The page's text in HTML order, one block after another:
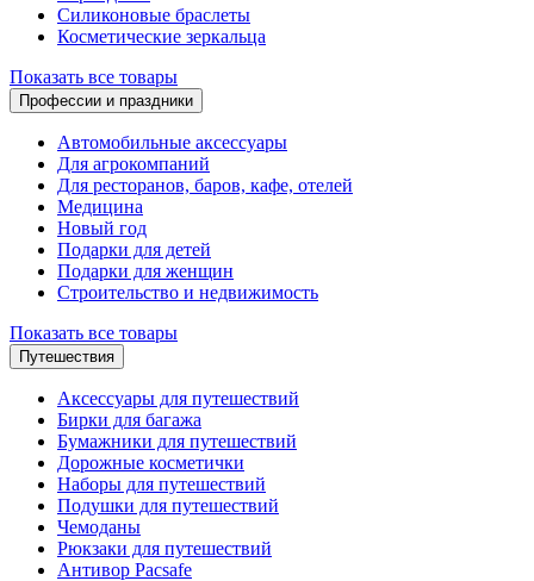
Силиконовые браслеты
Косметические зеркальца
Показать все товары
Профессии и праздники
Автомобильные аксессуары
Для агрокомпаний
Для ресторанов, баров, кафе, отелей
Медицина
Новый год
Подарки для детей
Подарки для женщин
Строительство и недвижимость
Показать все товары
Путешествия
Аксессуары для путешествий
Бирки для багажа
Бумажники для путешествий
Дорожные косметички
Наборы для путешествий
Подушки для путешествий
Чемоданы
Рюкзаки для путешествий
Антивор Pacsafe